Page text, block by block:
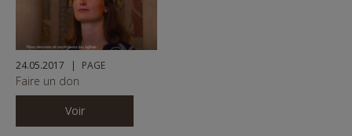
24.05.2017 PAGE
Faire un don
Voir